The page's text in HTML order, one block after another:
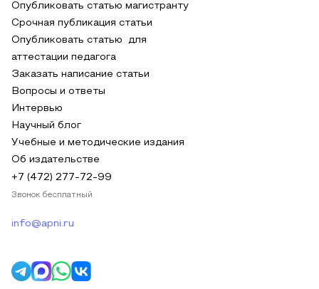
Опубликовать статью магистранту
Срочная публикация статьи
Опубликовать статью для
аттестации педагога
Заказать написание статьи
Вопросы и ответы
Интервью
Научный блог
Учебные и методические издания
Об издательстве
+7 (472) 277-72-99
Звонок бесплатный
info@apni.ru